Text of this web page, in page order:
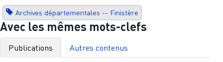
Archives départementales -- Finistère
Avec les mêmes mots-clefs
Publications Autres contenus